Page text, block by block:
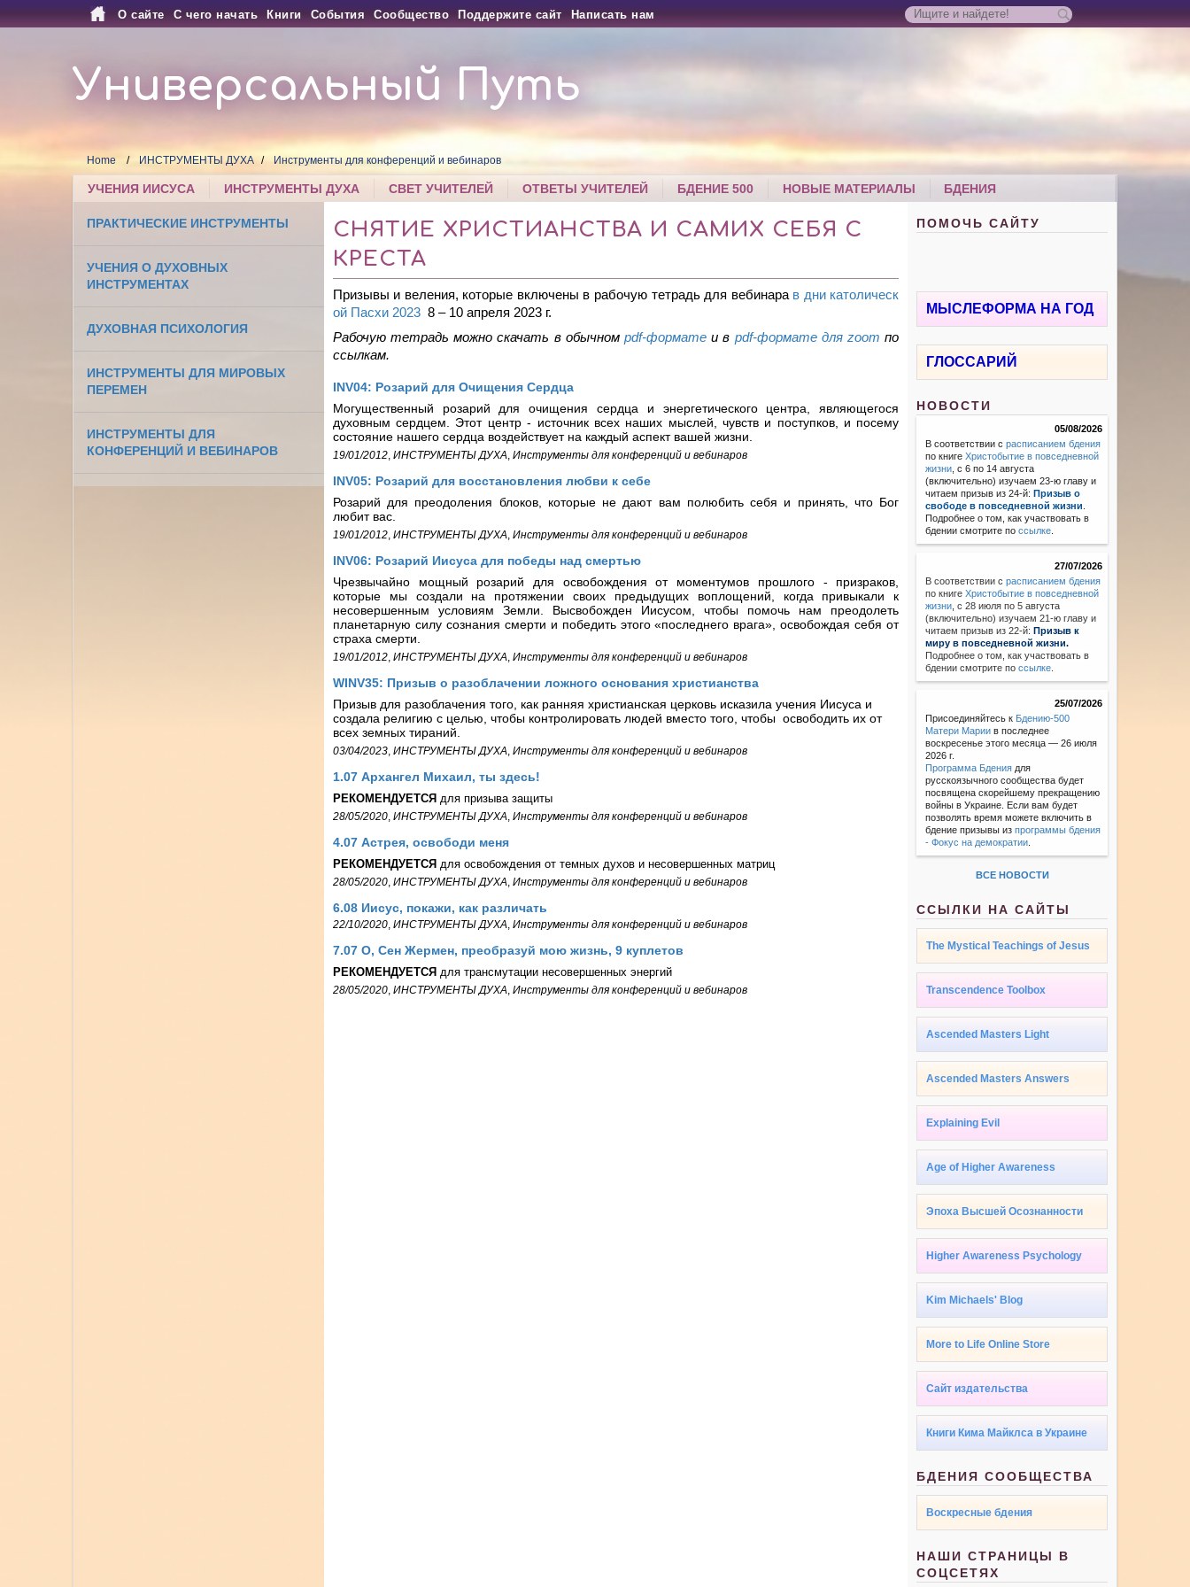
О сайте С чего начать Книги События Сообщество Поддержите сайт Написать нам
Универсальный Путь
Home ИНСТРУМЕНТЫ ДУХА Инструменты для конференций и вебинаров
УЧЕНИЯ ИИСУСА ИНСТРУМЕНТЫ ДУХА СВЕТ УЧИТЕЛЕЙ ОТВЕТЫ УЧИТЕЛЕЙ БДЕНИЕ 500 НОВЫЕ МАТЕРИАЛЫ БДЕНИЯ
ПРАКТИЧЕСКИЕ ИНСТРУМЕНТЫ
УЧЕНИЯ О ДУХОВНЫХ
ИНСТРУМЕНТАХ
ДУХОВНАЯ ПСИХОЛОГИЯ
ИНСТРУМЕНТЫ ДЛЯ МИРОВЫХ
ПЕРЕМЕН
ИНСТРУМЕНТЫ ДЛЯ
КОНФЕРЕНЦИЙ И ВЕБИНАРОВ
СНЯТИЕ ХРИСТИАНСТВА И САМИХ СЕБЯ С
КРЕСТА
Призывы и веления, которые включены в рабочую тетрадь для вебинара в дни католическ
ой Пасхи 20238 – 10 апреля 2023 г.
Рабочую тетрадь можно скачать в обычномpdf-формате и в pdf-формате дляzoom по
ссылкам.
INV04: Розарий для Очищения Сердца
Могущественный розарий для очищения сердца и энергетического центра, являющегося
духовным сердцем. Этот центр - источник всех наших мыслей, чувств и поступков, и посему
состояние нашего сердца воздействует на каждый аспект вашей жизни.
19/01/2012, ИНСТРУМЕНТЫ ДУХА, Инструменты для конференций и вебинаров
INV05: Розарий для восстановления любви к себе
Розарий для преодоления блоков, которые не дают вам полюбить себя и принять, что Бог
любит вас.
19/01/2012, ИНСТРУМЕНТЫ ДУХА, Инструменты для конференций и вебинаров
INV06: Розарий Иисуса для победы над смертью
Чрезвычайно мощный розарий для освобождения от моментумов прошлого - призраков,
которые мы создали на протяжении своих предыдущих воплощений, когда привыкали к
несовершенным условиям Земли. Высвобожден Иисусом, чтобы помочь нам преодолеть
планетарную силу сознания смерти и победить этого «последнего врага», освобождая себя от
страха смерти.
19/01/2012, ИНСТРУМЕНТЫ ДУХА, Инструменты для конференций и вебинаров
WINV35: Призыв о разоблачении ложного основания христианства
Призыв для разоблачения того, как ранняя христианская церковь исказила учения Иисуса и
создала религию с целью, чтобы контролировать людей вместо того, чтобы освободить их от
всех земных тираний.
03/04/2023, ИНСТРУМЕНТЫ ДУХА, Инструменты для конференций и вебинаров
1.07 Архангел Михаил, ты здесь!
РЕКОМЕНДУЕТСЯ для призыва защиты
28/05/2020, ИНСТРУМЕНТЫ ДУХА, Инструменты для конференций и вебинаров
4.07 Астрея, освободи меня
РЕКОМЕНДУЕТСЯ для освобождения от темных духов и несовершенных матриц
28/05/2020, ИНСТРУМЕНТЫ ДУХА, Инструменты для конференций и вебинаров
6.08 Иисус, покажи, как различать
22/10/2020, ИНСТРУМЕНТЫ ДУХА, Инструменты для конференций и вебинаров
7.07 О, Сен Жермен, преобразуй мою жизнь, 9 куплетов
РЕКОМЕНДУЕТСЯ для трансмутации несовершенных энергий
28/05/2020, ИНСТРУМЕНТЫ ДУХА, Инструменты для конференций и вебинаров
ПОМОЧЬ САЙТУ
МЫСЛЕФОРМА НА ГОД
ГЛОССАРИЙ
НОВОСТИ
05/08/2026
В соответствии срасписанием бдения
по книгеХристобытие в повседневной
жизни , с 6 по 14 августа
(включительно) изучаем 23-ю главу и
читаем призыв из 24-й: Призыв о
свободе в повседневной жизни
Подробнее о том, как участвовать в
бдении смотрите поссылке
27/07/2026
В соответствии с расписанием бдения
по книгеХристобытие в повседневной
жизни с 28 июля по 5 августа
(включительно) изучаем 21-ю главу и
читаем призыв из 22-й: Призыв к
миру в повседневной жизни.
Подробнее о том, как участвовать в
бдении смотрите поссылке
25/07/2026
Присоединяйтесь к Бдению-500
Матери Марии в последнее
воскресенье этого месяца — 26 июля
2026 г.
Программа Бдения для
русскоязычного сообщества будет
посвящена скорейшему прекращению
войны в Украине. Если вам будет
позволять время можете включить в
бдение призывы изпрограммы бдения
- Фокус на демократии
ВСЕ НОВОСТИ
ССЫЛКИ НА САЙТЫ
The Mystical Teachings of Jesus
Transcendence Toolbox
Ascended Masters Light
Ascended Masters Answers
Explaining Evil
Age of Higher Awareness
Эпоха Высшей Осознанности
Higher Awareness Psychology
Kim Michaels' Blog
More to Life Online Store
Сайт издательства
Книги Кима Майклса в Украине
БДЕНИЯ СООБЩЕСТВА
Воскресные бдения
НАШИ СТРАНИЦЫ В
СОЦСЕТЯХ